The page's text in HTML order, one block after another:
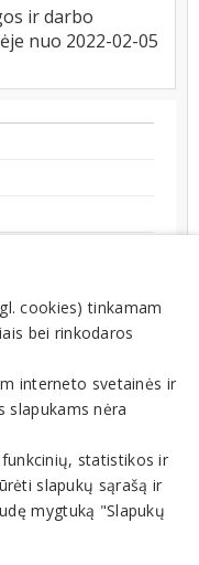
ir darbo
nuo 2022-02-05
2026-03-182026-03-312026-04-132026-04-262026-05-092026-05-222026-06-042026-06-172026-06-302026-07-132026-07-262026-08-08
cookies) tinkamam
bei rinkodaros
interneto svetainės ir
slapukams nėra
statistikos ir
slapukų sąrašą ir
mygtuką "Slapukų